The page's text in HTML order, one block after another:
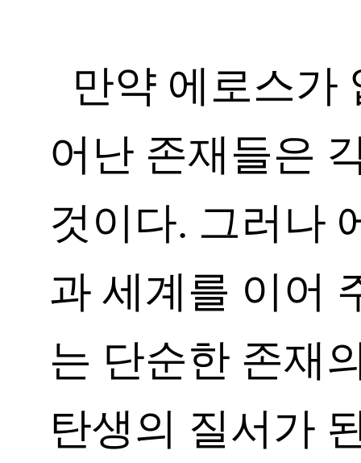
만약 에로스가
어난 존재들은
것이다. 그러나
과 세계를 이어
는 단순한 존재
탄생의 질서가